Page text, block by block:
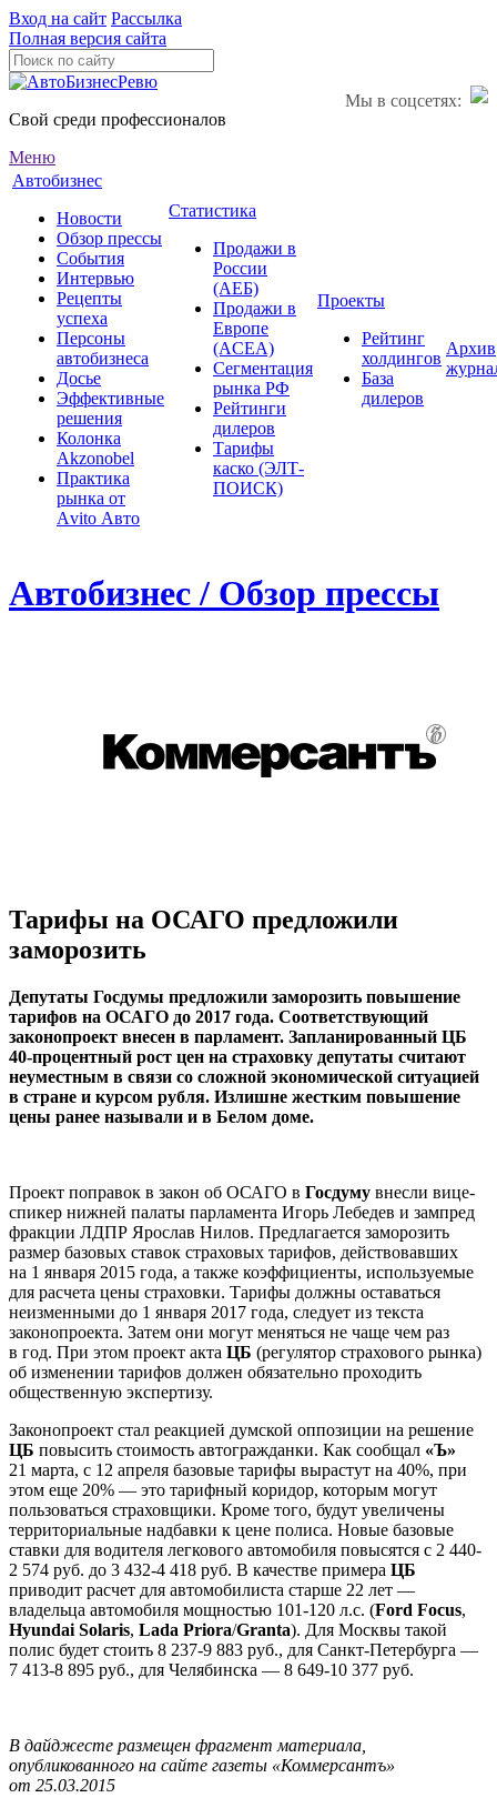
Вход на сайт Рассылка
Полная версия сайта
Мы в соцсетях:
Свой среди профессионалов
Меню
Автобизнес
Новости
Обзор прессы
События
Интервью
Рецепты
успеха
Персоны
автобизнеса
Досье
Эффективные
решения
Колонка
Akzonobel
Практика
рынка от
Аvito Авто
Статистика
Продажи в
России
(АЕБ)
Продажи в
Европе
(ACEA)
Сегментация
рынка РФ
Рейтинги
дилеров
Тарифы
каско (ЭЛТ-
ПОИСК)
Проекты
Рейтинг
холдингов
База
дилеров
Архив
Автобизнес / Обзор прессы
Тарифы на ОСАГО предложили
заморозить
Депутаты Госдумы предложили заморозить повышение
тарифов на ОСАГО до 2017 года. Соответствующий
законопроект внесен в парламент. Запланированный ЦБ
40-процентный рост цен на страховку депутаты считают
неуместным в связи со сложной экономической ситуацией
в стране и курсом рубля. Излишне жестким повышение
цены ранее называли и в Белом доме.
Проект поправок в закон об ОСАГО в Госдуму внесли вице-
спикер нижней палаты парламента Игорь Лебедев и зампред
фракции ЛДПР Ярослав Нилов. Предлагается заморозить
размер базовых ставок страховых тарифов, действовавших
на 1 января 2015 года, а также коэффициенты, используемые
для расчета цены страховки. Тарифы должны оставаться
неизменными до 1 января 2017 года, следует из текста
законопроекта. Затем они могут меняться не чаще чем раз
в год. При этом проект акта ЦБ (регулятор страхового рынка)
об изменении тарифов должен обязательно проходить
общественную экспертизу.
Законопроект стал реакцией думской оппозиции на решение
ЦБ повысить стоимость автогражданки. Как сообщал «Ъ»
21 марта, с 12 апреля базовые тарифы вырастут на 40%, при
этом еще 20% — это тарифный коридор, которым могут
пользоваться страховщики. Кроме того, будут увеличены
территориальные надбавки к цене полиса. Новые базовые
ставки для водителя легкового автомобиля повысятся с 2 440-
2 574 руб. до 3 432-4 418 руб. В качестве примера ЦБ
приводит расчет для автомобилиста старше 22 лет —
владельца автомобиля мощностью 101-120 л.с. (Ford Focus,
Hyundai Solaris, Lada Priora/Granta). Для Москвы такой
полис будет стоить 8 237-9 883 руб., для Санкт-Петербурга —
7 413-8 895 руб., для Челябинска — 8 649-10 377 руб.
В дайджесте размещен фрагмент материала,
опубликованного на сайте газеты «Коммерсантъ»
от 25.03.2015